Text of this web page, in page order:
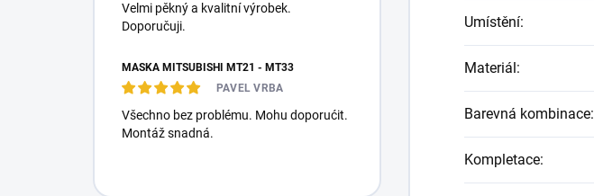
Velmi pěkný a kvalitní výrobek.
Doporučuji.
MASKA MITSUBISHI MT21 - MT33
PAVEL VRBA
Všechno bez problému. Mohu doporućit.
Montáž snadná.
Umístění:
Materiál:
Barevná kombinace:
Kompletace: